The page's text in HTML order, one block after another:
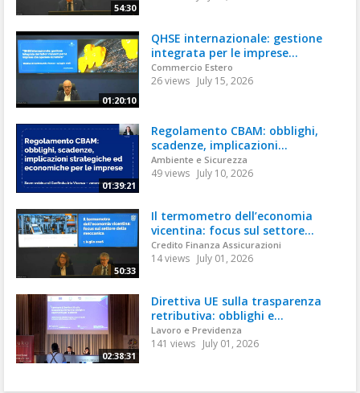
54:30
01:20:10
QHSE internazionale: gestione
integrata per le imprese...
Commercio Estero
26 views July 15, 2026
01:39:21
Regolamento CBAM: obblighi,
scadenze, implicazioni...
Ambiente e Sicurezza
49 views July 10, 2026
50:33
Il termometro dell’economia
vicentina: focus sul settore...
Credito Finanza Assicurazioni
14 views July 01, 2026
02:38:31
Direttiva UE sulla trasparenza
retributiva: obblighi e...
Lavoro e Previdenza
141 views July 01, 2026